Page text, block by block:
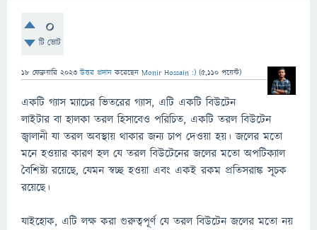
0
টি ভোট
18 ফেব্রুয়ারি 2023 উত্তর প্রদান করেছেন Monir Hossain :) (5,110 পয়েন্ট)
একটি গ্যাস ম্যাচের ভিতরের গ্যাস, এটি একটি বিউটেন
লাইটার বা হালকা তরল হিসাবেও পরিচিত, একটি তরল বিউটেন
জ্বালানী যা তরল অবস্থায় থাকার জন্য চাপ দেওয়া হয়। জলের মতো
মনে হওয়ার কারণ হল যে তরল বিউটেনের জলের মতো অপটিক্যাল
বৈশিষ্ট্য রয়েছে, যেমন স্বচ্ছ হওয়া এবং একই রকম প্রতিসরাঙ্ক সূচক
রয়েছে।
যাইহোক, এটি লক্ষ করা গুরুত্বপূর্ণ যে তরল বিউটেন জলের মতো নয়